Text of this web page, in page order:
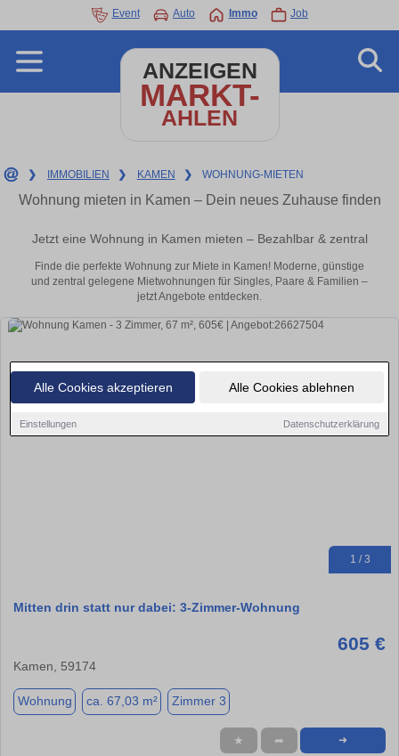
Alle Cookies akzeptieren Alle Cookies ablehnen
Einstellungen Datenschutzerklärung
Event Auto Immo Job
ANZEIGEN
MARKT-
AHLEN
❯ IMMOBILIEN ❯ KAMEN ❯ WOHNUNG-MIETEN
Wohnung mieten in Kamen – Dein neues Zuhause finden
Jetzt eine Wohnung in Kamen mieten – Bezahlbar & zentral
Finde die perfekte Wohnung zur Miete in Kamen! Moderne, günstige
und zentral gelegene Mietwohnungen für Singles, Paare & Familien –
jetzt Angebote entdecken.
1 / 3
Mitten drin statt nur dabei: 3-Zimmer-Wohnung
605 €
Kamen, 59174
Wohnung ca. 67,03 m² Zimmer 3
★ ➦ ➜